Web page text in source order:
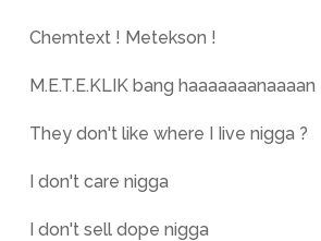
Chemtext ! Metekson !
M.E.T.E.KLIK bang haaaaaaanaaaan
They don't like where I Iive nigga ?
I don't care nigga
I don't sell dope nigga